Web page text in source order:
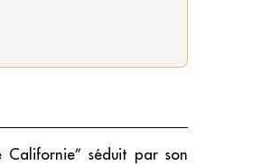
séduit par son